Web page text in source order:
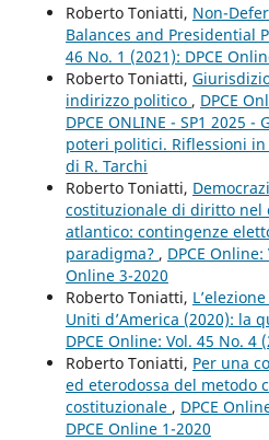
Roberto Toniatti, Non-
Balances and Presidential
46 No. 1 (2021): DPCE
Roberto Toniatti,
indirizzo politico , DPCE
DPCE ONLINE - SP1 2025
poteri politici. Riflessioni
di R. Tarchi
Roberto Toniatti,
costituzionale di diritto nel
atlantico: contingenze
paradigma? , DPCE Online:
Online 3-2020
Roberto Toniatti,
Uniti d’America (2020): la
DPCE Online: Vol. 45 No. 4
Roberto Toniatti, Per una
ed eterodossa del metodo
costituzionale , DPCE
DPCE Online 1-2020